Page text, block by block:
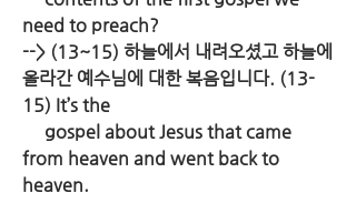
need to preach?
--> (13~15) 하늘에서 내려오셨고 하늘에
올라간 예수님에 대한 복음입니다. (13-
15) It’s the
from heaven and went back to
heaven.